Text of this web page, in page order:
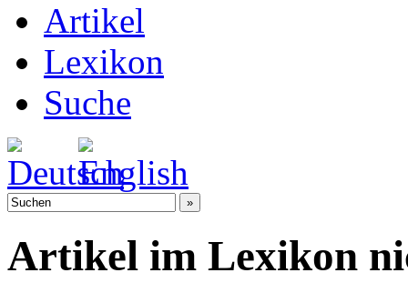
Artikel
Lexikon
Suche
Artikel im Lexikon